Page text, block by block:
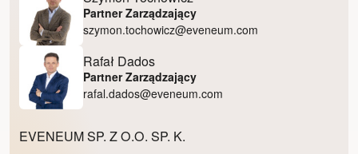
Partner Zarządzający
szymon.tochowicz@eveneum.com
Rafał Dados
Partner Zarządzający
rafal.dados@eveneum.com
EVENEUM SP. Z O.O. SP. K.